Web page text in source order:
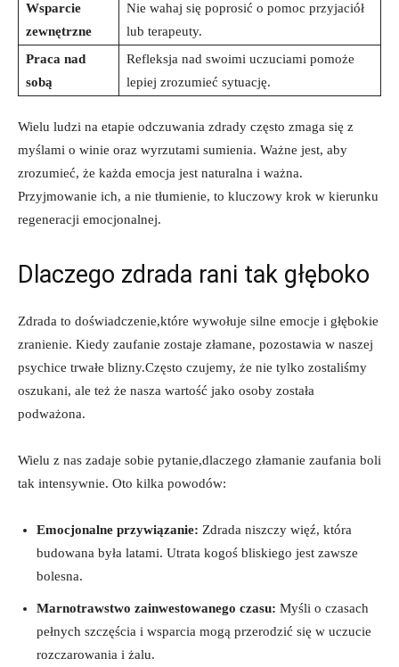
Wsparcie
zewnętrzne
Nie wahaj się poprosić o pomoc przyjaciół
lub terapeuty.
Praca nad
sobą
Refleksja nad swoimi uczuciami pomoże
lepiej zrozumieć sytuację.
Wielu ludzi na etapie odczuwania zdrady często zmaga się z
myślami o winie oraz wyrzutami sumienia. Ważne jest, aby
zrozumieć, że każda emocja jest naturalna i ważna.
Przyjmowanie ich, a nie tłumienie, to kluczowy krok w kierunku
regeneracji emocjonalnej.
Dlaczego zdrada rani tak głęboko
Zdrada to doświadczenie,które wywołuje silne emocje i głębokie
zranienie. Kiedy zaufanie zostaje złamane, pozostawia w naszej
psychice trwałe blizny.Często czujemy, że nie tylko zostaliśmy
oszukani, ale też że nasza wartość jako osoby została
podważona.
Wielu z nas zadaje sobie pytanie,dlaczego złamanie zaufania boli
tak intensywnie. Oto kilka powodów:
Emocjonalne przywiązanie: Zdrada niszczy więź, która
budowana była latami. Utrata kogoś bliskiego jest zawsze
bolesna.
Marnotrawstwo zainwestowanego czasu: Myśli o czasach
pełnych szczęścia i wsparcia mogą przerodzić się w uczucie
rozczarowania i żalu.